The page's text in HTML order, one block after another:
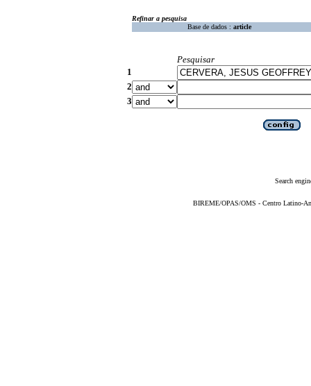
Refinar a pesquisa
Base de dados : article
Pesquisar
1
2
3
Search
BIREME/OPAS/OMS - Centro Latino-